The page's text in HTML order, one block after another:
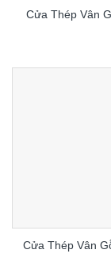
Cửa Thép Vân
Cửa Thép Vân